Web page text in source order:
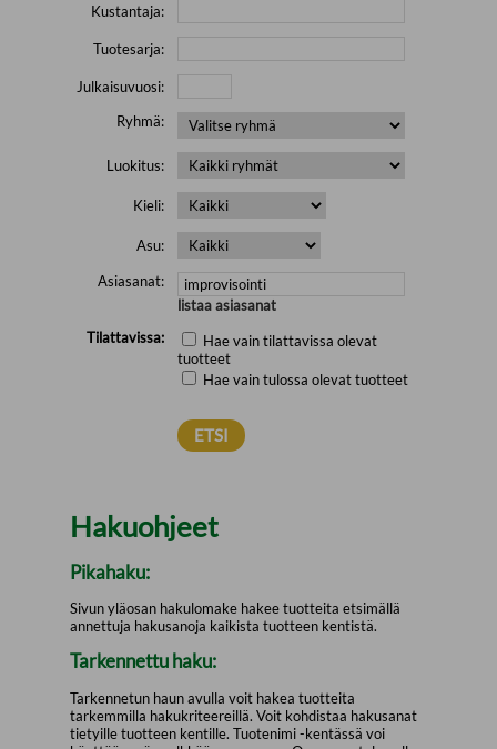
Kustantaja:
Tuotesarja:
Julkaisuvuosi:
Ryhmä:
Luokitus:
Kieli:
Asu:
Asiasanat:
listaa asiasanat
Tilattavissa:
Hae vain tilattavissa olevat
tuotteet
Hae vain tulossa olevat tuotteet
Hakuohjeet
Pikahaku:
Sivun yläosan hakulomake hakee tuotteita etsimällä
annettuja hakusanoja kaikista tuotteen kentistä.
Tarkennettu haku:
Tarkennetun haun avulla voit hakea tuotteita
tarkemmilla hakukriteereillä. Voit kohdistaa hakusanat
tietyille tuotteen kentille. Tuotenimi -kentässä voi